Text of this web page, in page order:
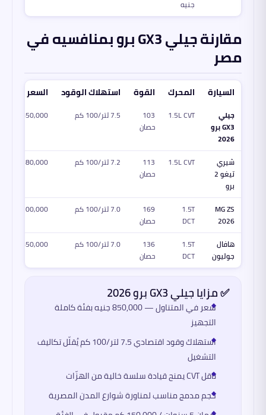
جنيه
مقارنة جيلي GX3 برو بمنافسيه في
مصر
السيارة المحرك القوة استهلاك الوقود السعر يبدأ
جيلي
GX3 برو
2026
1.5L CVT
103
حصان
7.5 لتر/100 كم 850,000 جنيه
شيري
تيغو 2
برو
1.5L CVT
113
حصان
7.2 لتر/100 كم 780,000 جنيه
MG ZS
2026
1.5T
DCT
169
حصان
7.0 لتر/100 كم 1,100,000 جنيه
هافال
جوليون
1.5T
DCT
136
حصان
7.0 لتر/100 كم 850,000 جنيه
✅ مزايا جيلي GX3 برو 2026
سعر في المتناول — 850,000 جنيه بفئة كاملة
التجهيز
استهلاك وقود اقتصادي 7.5 لتر/100 كم يُقلّل تكاليف
التشغيل
ناقل CVT يمنح قيادة سلسة خالية من الهزّات
حجم مدمج مناسب لمناورة شوارع المدن المصرية